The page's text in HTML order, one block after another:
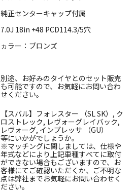
純正センターキャップ付属
7.0J 18in +48 PCD114.3/5穴
ヵラー：ブロンズ
別途、お好みのタイヤとのセット販売
も可能ですので、お気軽にお問い合わ
せください。
【スバル】フォレスター （SL SK）, ク
ロストレック, レヴォーグレイバック,
レヴォーグ, インプレッサ （GU）
等にいかがでしょうか。
※マッチングに関しましては、仕様や
年式などにより上記車種すべてに取付
ができない場合もございますので、お
客様にてご確認いただくか、ご不明な
点は弊社までお気軽にお問い合わせく
ださい。